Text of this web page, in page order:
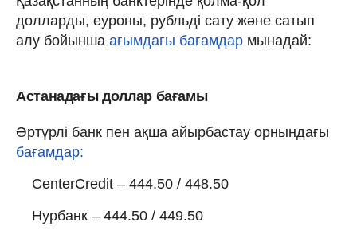
долларды, еуроны, рубльді сату және сатып
алу бойынша ағымдағы бағамдар мынадай:
Астанадағы доллар бағамы
Әртүрлі банк пен ақша айырбастау орнындағы
бағамдар:
CenterCredit – 444.50 / 448.50
Нурбанк – 444.50 / 449.50